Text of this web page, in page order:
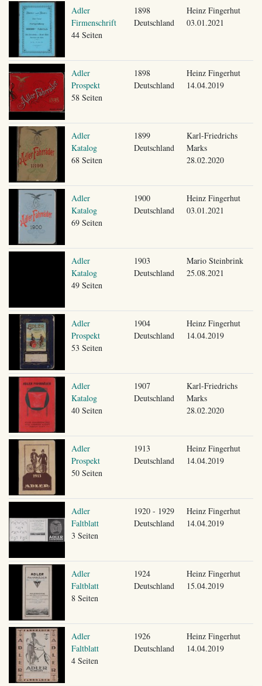
Adler
Firmenschrift
44 Seiten
1898
Deutschland
Heinz Fingerhut
03.01.2021
Adler
Prospekt
58 Seiten
1898
Deutschland
Heinz Fingerhut
14.04.2019
Adler
Katalog
68 Seiten
1899
Deutschland
Karl-Friedrichs
Marks
28.02.2020
Adler
Katalog
69 Seiten
1900
Deutschland
Heinz Fingerhut
03.01.2021
Adler
Katalog
49 Seiten
1903
Deutschland
Mario Steinbrink
25.08.2021
Adler
Prospekt
53 Seiten
1904
Deutschland
Heinz Fingerhut
14.04.2019
Adler
Katalog
40 Seiten
1907
Deutschland
Karl-Friedrichs
Marks
28.02.2020
Adler
Prospekt
50 Seiten
1913
Deutschland
Heinz Fingerhut
14.04.2019
Adler
Faltblatt
3 Seiten
1920 - 1929
Deutschland
Heinz Fingerhut
14.04.2019
Adler
Faltblatt
8 Seiten
1924
Deutschland
Heinz Fingerhut
15.04.2019
Adler
Faltblatt
4 Seiten
1926
Deutschland
Heinz Fingerhut
14.04.2019